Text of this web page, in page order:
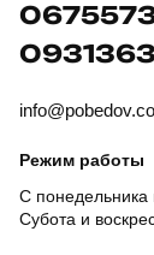
Режим работы
С понедельника
Субота и